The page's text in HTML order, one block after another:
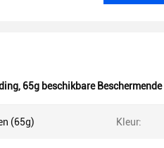
, 65g beschikbare
(65g) Kleur: